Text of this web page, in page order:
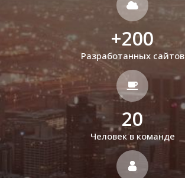
+200
Разработанных сайтов
20
Человек в команде